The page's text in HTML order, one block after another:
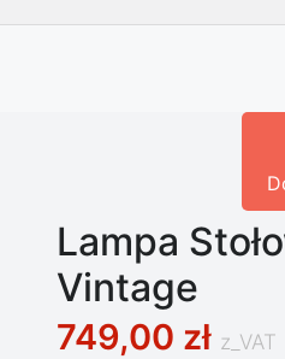
Lampa
Vintage
749,00 zł z_VAT